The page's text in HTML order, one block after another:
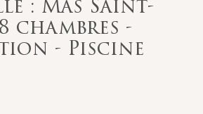
: Mas Saint-
chambres -
- Piscine